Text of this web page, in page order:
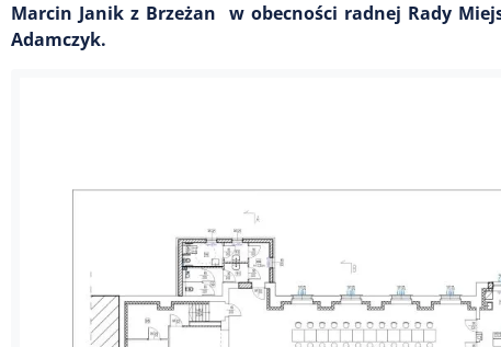
Marcin Janik z Brzeżan w obecności radnej Rady
Adamczyk.